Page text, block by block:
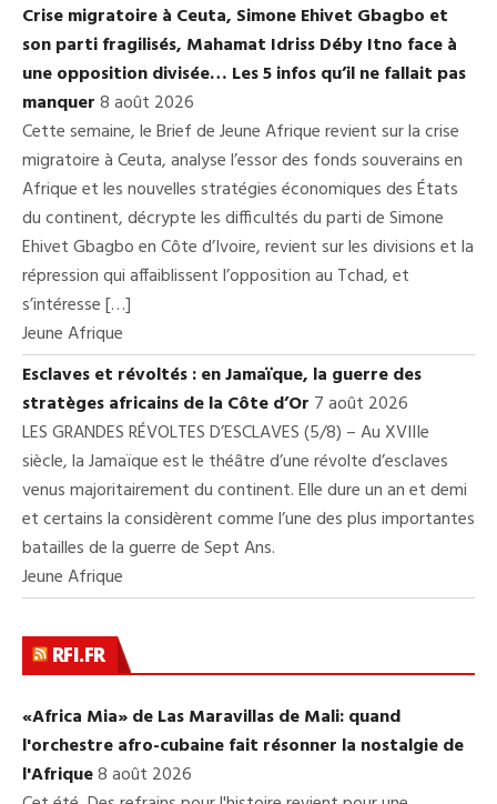
Crise migratoire à Ceuta, Simone Ehivet Gbagbo et
son parti fragilisés, Mahamat Idriss Déby Itno face à
une opposition divisée… Les 5 infos qu’il ne fallait pas
manquer8 août 2026
Cette semaine, le Brief de Jeune Afrique revient sur la crise
migratoire à Ceuta, analyse l’essor des fonds souverains en
Afrique et les nouvelles stratégies économiques des États
du continent, décrypte les difficultés du parti de Simone
Ehivet Gbagbo en Côte d’Ivoire, revient sur les divisions et la
répression qui affaiblissent l’opposition au Tchad, et
s’intéresse […]
Jeune Afrique
Esclaves et révoltés : en Jamaïque, la guerre des
stratèges africains de la Côte d’Or 7 août 2026
LES GRANDES RÉVOLTES D’ESCLAVES (5/8) – Au XVIIIe
siècle, la Jamaïque est le théâtre d’une révolte d’esclaves
venus majoritairement du continent. Elle dure un an et demi
et certains la considèrent comme l’une des plus importantes
batailles de la guerre de Sept Ans.
Jeune Afrique
RFI.FR
«Africa Mia» de Las Maravillas de Mali: quand
l'orchestre afro-cubaine fait résonner la nostalgie de
l'Afrique8 août 2026